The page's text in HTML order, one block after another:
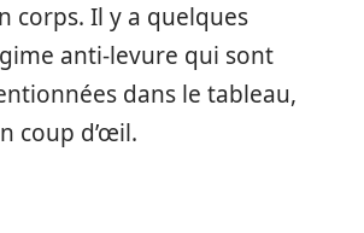
corps. Il y a quelques
anti-levure qui sont
dans le tableau,
coup d’œil.